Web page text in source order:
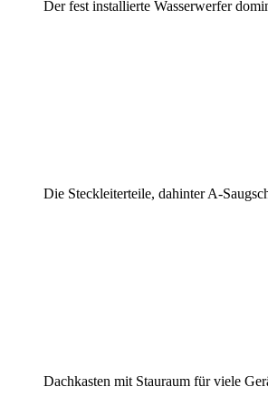
Der fest installierte Wasserwerfer
Die Steckleiterteile, dahinter A-
Dachkasten mit Stauraum für viele